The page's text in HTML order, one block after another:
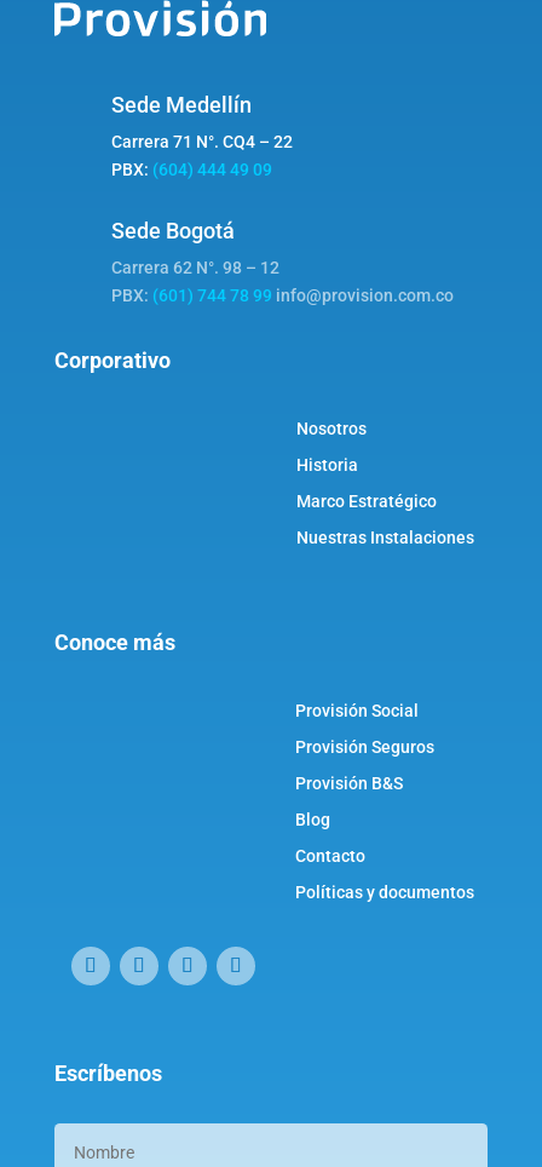
Sede Medellín
Carrera 71 N°. CQ4 – 22
PBX: (604) 444 49 09
Sede Bogotá
Carrera 62 N°. 98 – 12
PBX: (601) 744 78 99 info@provision.com.co
Corporativo
Nosotros
Historia
Marco Estratégico
Nuestras Instalaciones
Conoce más
Provisión Social
Provisión Seguros
Provisión B&S
Blog
Contacto
Políticas y documentos
Escríbenos